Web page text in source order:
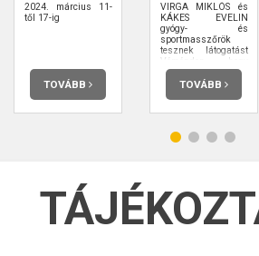
2024. március 11-
től 17-ig
TOVÁBB
VIRGA MIKLÓS és
KÁKES EVELIN
gyógy- és
sportmasszőrök
tesznek látogatást
Véménden, hogy
bevezessék az
érdeklődőket a
masszázsfajták,
és nyirokmasszázs,
40 perces előadás
TOVÁBB